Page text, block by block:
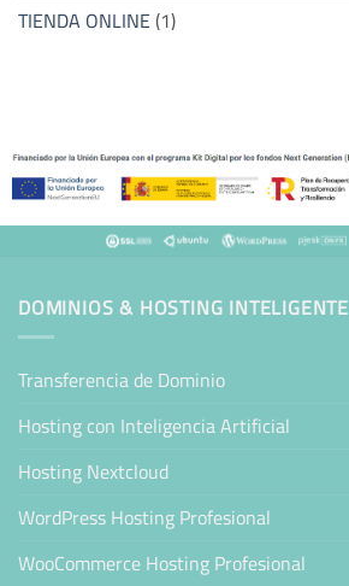
TIENDA ONLINE(1)
DOMINIOS & HOSTING INTELIGENTE
Transferencia de Dominio
Hosting con Inteligencia Artificial
Hosting Nextcloud
WordPress Hosting Profesional
WooCommerce Hosting Profesional